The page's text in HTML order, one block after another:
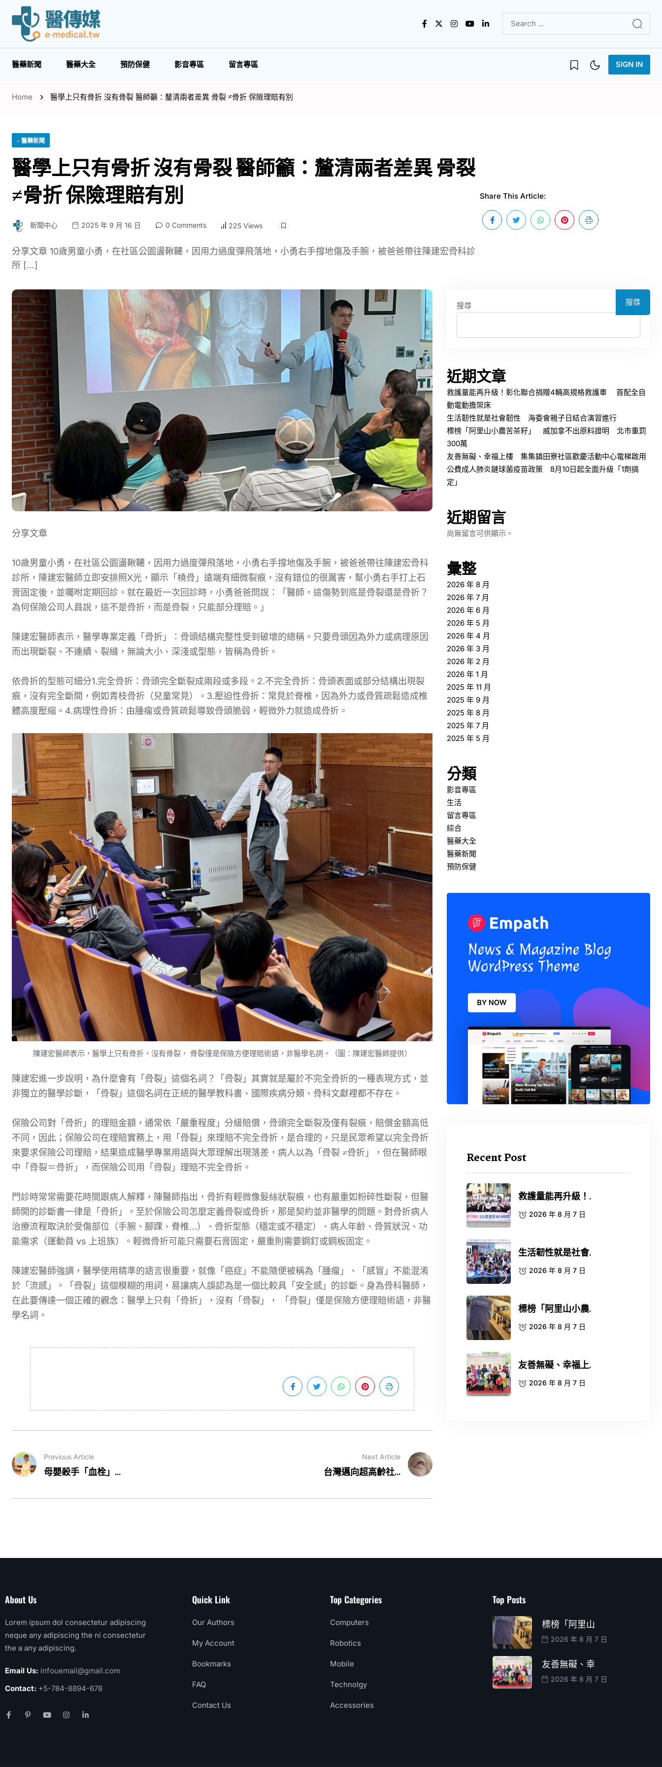
醫藥新聞 醫藥大全 預防保健 影音專區 留言專區 SIGN IN
Home 醫學上只有骨折 沒有骨裂 醫師籲：釐清兩者差異 骨裂 ≠骨折 保險理賠有別
- 醫藥新聞
醫學上只有骨折 沒有骨裂 醫師籲：釐清兩者差異 骨裂
≠骨折 保險理賠有別
新聞中心 2025 年 9 月 16 日 0 Comments 225 Views
分享文章 10歲男童小勇，在社區公園盪鞦韆，因用力過度彈飛落地，小勇右手撐地傷及手腕，被爸爸帶往陳建宏骨科診
所 […]
Share This Article:
分享文章
10歲男童小勇，在社區公園盪鞦韆，因用力過度彈飛落地，小勇右手撐地傷及手腕，被爸爸帶往陳建宏骨科
診所，陳建宏醫師立即安排照X光，顯示「橈骨」遠端有細微裂痕，沒有錯位的很厲害，幫小勇右手打上石
膏固定後，並囑咐定期回診。就在最近一次回診時，小勇爸爸問說：「醫師，這傷勢到底是骨裂還是骨折？
為何保險公司人員說，這不是骨折，而是骨裂，只能部分理賠。」
陳建宏醫師表示，醫學專業定義「骨折」：骨頭結構完整性受到破壞的總稱。只要骨頭因為外力或病理原因
而出現斷裂、不連續、裂縫，無論大小、深淺或型態，皆稱為骨折。
依骨折的型態可細分1.完全骨折：骨頭完全斷裂成兩段或多段。2.不完全骨折：骨頭表面或部分結構出現裂
痕，沒有完全斷開，例如青枝骨折（兒童常見）。3.壓迫性骨折：常見於脊椎，因為外力或骨質疏鬆造成椎
體高度壓縮。4.病理性骨折：由腫瘤或骨質疏鬆導致骨頭脆弱，輕微外力就造成骨折。
陳建宏醫師表示，醫學上只有骨折，沒有骨裂， 骨裂僅是保險方便理賠術語，非醫學名詞。（圖：陳建宏醫師提供）
陳建宏進一步說明，為什麼會有「骨裂」這個名詞？「骨裂」其實就是屬於不完全骨折的一種表現方式，並
非獨立的醫學診斷，「骨裂」這個名詞在正統的醫學教科書、國際疾病分類、骨科文獻裡都不存在。
保險公司對「骨折」的理賠金額，通常依「嚴重程度」分級賠償，骨頭完全斷裂及僅有裂痕，賠償金額高低
不同，因此；保險公司在理賠實務上，用「骨裂」來理賠不完全骨折，是合理的，只是民眾希望以完全骨折
來要求保險公司理賠，結果造成醫學專業用語與大眾理解出現落差，病人以為「骨裂 ≠骨折」，但在醫師眼
中「骨裂＝骨折」，而保險公司用「骨裂」理賠不完全骨折。
門診時常常需要花時間跟病人解釋，陳醫師指出，骨折有輕微像髮絲狀裂痕，也有嚴重如粉碎性斷裂，但醫
師開的診斷書一律是「骨折」。至於保險公司怎麼定義骨裂或骨折，那是契約並非醫學的問題。對骨折病人
治療流程取決於受傷部位（手腕、腳踝、脊椎…）、骨折型態（穩定或不穩定）、病人年齡、骨質狀況、功
能需求（運動員 vs 上班族）。輕微骨折可能只需要石膏固定，嚴重則需要鋼釘或鋼板固定。
陳建宏醫師強調，醫學使用精準的語言很重要，就像「癌症」不能隨便被稱為「腫瘤」、「感冒」不能混淆
於「流感」。「骨裂」這個模糊的用詞，易讓病人誤認為是一個比較具「安全感」的診斷。身為骨科醫師，
在此要傳達一個正確的觀念：醫學上只有「骨折」，沒有「骨裂」， 「骨裂」僅是保險方便理賠術語，非醫
學名詞。
Previous Article
母嬰殺手「血栓」...
Next Article
台灣邁向超高齡社...
搜尋 搜尋
近期文章
救護量能再升級！彰化聯合捐贈4輛高規格救護車 首配全自
動電動擔架床
生活韌性就是社會韌性 海委會親子日結合演習進行
標榜「阿里山小農苦茶籽」 威加拿不出原料證明 北市重罰
300萬
友善無礙、幸福上樓 集集鎮田寮社區歡慶活動中心電梯啟用
公費成人肺炎鏈球菌疫苗政策 8月10日起全面升級「1劑搞
定」
近期留言
尚無留言可供顯示。
彙整
2026 年 8 月
2026 年 7 月
2026 年 6 月
2026 年 5 月
2026 年 4 月
2026 年 3 月
2026 年 2 月
2026 年 1 月
2025 年 11 月
2025 年 9 月
2025 年 8 月
2025 年 7 月
2025 年 5 月
分類
影音專區
生活
留言專區
綜合
醫藥大全
醫藥新聞
預防保健
Recent Post
救護量能再升級！.
2026 年 8 月 7 日
生活韌性就是社會.
2026 年 8 月 7 日
標榜「阿里山小農.
2026 年 8 月 7 日
友善無礙、幸福上.
2026 年 8 月 7 日
About Us
Lorem ipsum dol consectetur adipiscing
neque any adipiscing the ni consectetur
the a any adipiscing.
Email Us: infouemail@gmail.com
Contact: +5-784-8894-678
Quick Link
Our Authors
My Account
Bookmarks
FAQ
Contact Us
Top Categories
Computers
Robotics
Mobile
Technolgy
Accessories
Top Posts
標榜「阿里山
2026 年 8 月 7 日
友善無礙、幸
2026 年 8 月 7 日